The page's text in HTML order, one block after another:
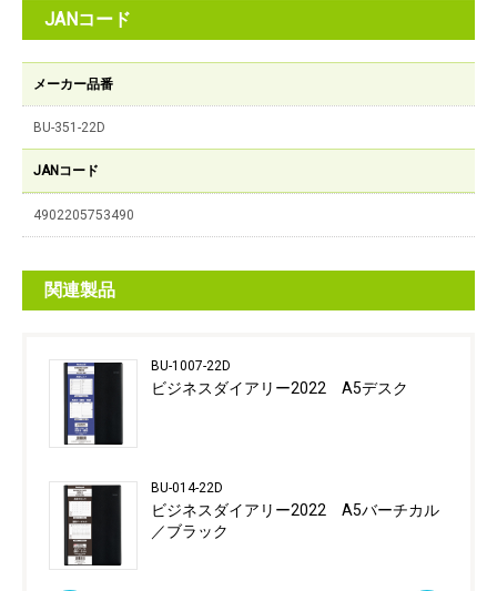
JANコード
メーカー品番
BU-351-22D
JANコード
4902205753490
関連製品
BU-1007-22D
ビジネスダイアリー2022 A5デスク
BU-014-22D
ビジネスダイアリー2022 A5バーチカル
／ブラック